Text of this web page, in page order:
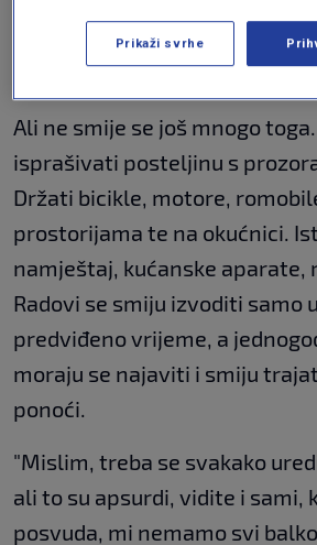
općina i osam
Ali ne smije se još mnogo
isprašivati posteljinu s
Držati bicikle, motore,
prostorijama te na okućnici.
namještaj, kućanske aparate,
Radovi se smiju izvoditi samo
predviđeno vrijeme, a
moraju se najaviti i smiju
ponoći.
"Mislim, treba se svakako
ali to su apsurdi, vidite i sami,
posvuda, mi nemamo svi
Prikaži svrhe